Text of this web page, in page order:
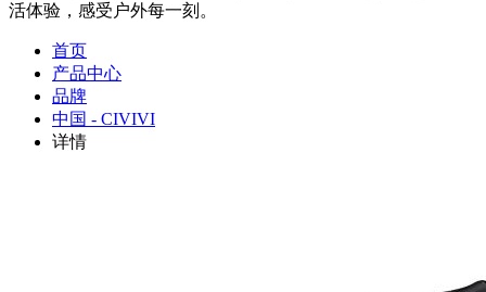
活体验，感受户外每一刻。
首页
产品中心
品牌
中国 - CIVIVI
详情